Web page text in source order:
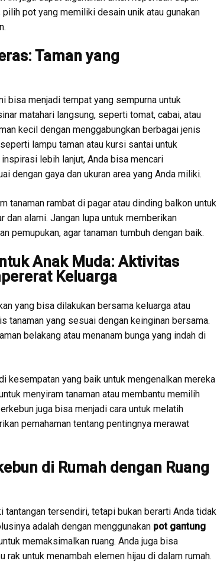
pot yang memiliki desain unik atau gunakan
Taman yang
bisa menjadi tempat yang sempurna untuk
matahari langsung, seperti tomat, cabai, atau
kecil dengan menggabungkan berbagai jenis
lampu taman atau kursi santai untuk
lebih lanjut, Anda bisa mencari
dengan gaya dan ukuran area yang Anda miliki.
tanaman rambat di pagar atau dinding balkon untuk
alami. Jangan lupa untuk memberikan
pemupukan, agar tanaman tumbuh dengan baik.
Anak Muda: Aktivitas
Keluarga
yang bisa dilakukan bersama keluarga atau
tanaman yang sesuai dengan keinginan bersama.
belakang atau menanam bunga yang indah di
kesempatan yang baik untuk mengenalkan mereka
menyiram tanaman atau membantu memilih
juga bisa menjadi cara untuk melatih
pemahaman tentang pentingnya merawat
di Rumah dengan Ruang
tersendiri, tetapi bukan berarti Anda tidak
adalah dengan menggunakan pot gantung
memaksimalkan ruang. Anda juga bisa
rak untuk menambah elemen hijau di dalam rumah.